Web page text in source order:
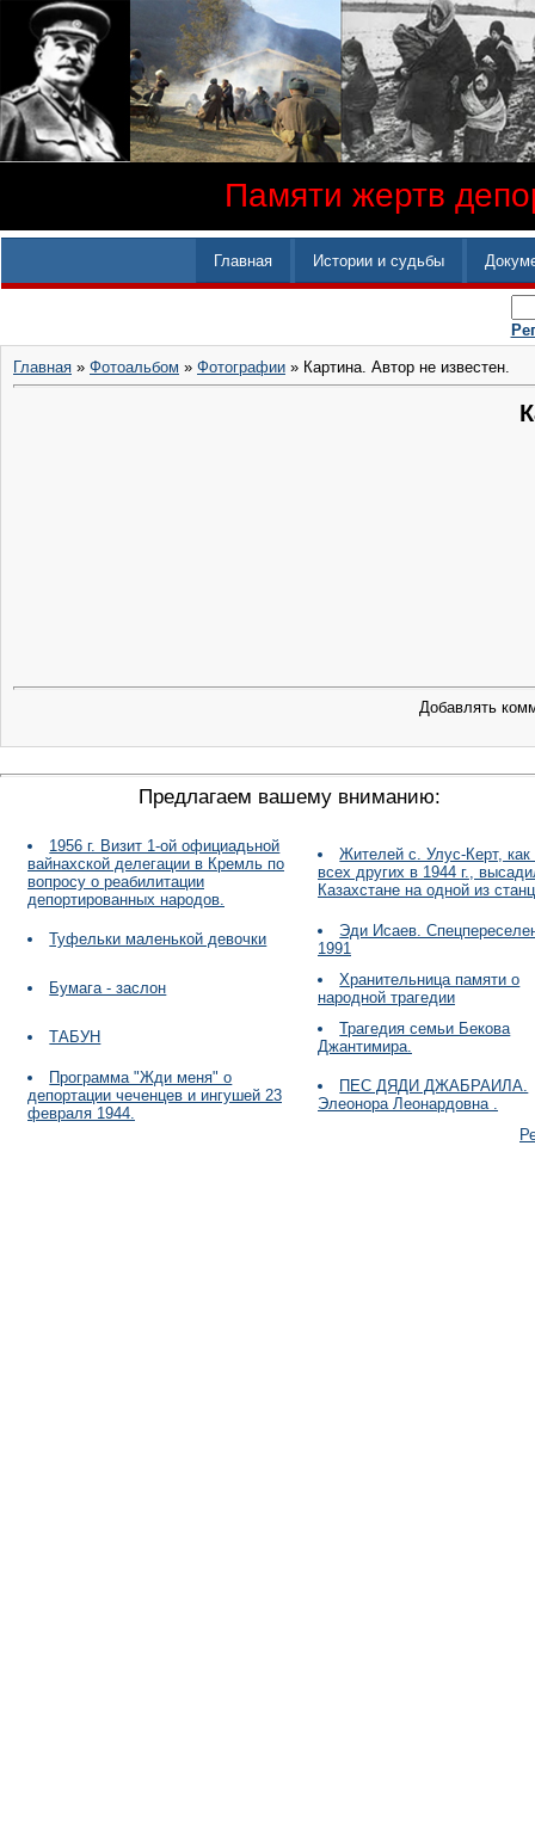
Памяти жертв
Главная Истории и судьбы
Главная » Фотоальбом » Фотографии » Картина. Автор не известен.
Добавлять
Предлагаем вашему вниманию:
1956 г. Визит 1-ой официадьной
вайнахской делегации в Кремль по
вопросу о реабилитации
депортированных народов.
Жителей с. Улус-Керт, как
всех других в 1944 г.,
Казахстане на одной из
Туфельки маленькой девочки
Эди Исаев.
1991
Бумага - заслон
Хранительница памяти о
народной трагедии
ТАБУН
Трагедия семьи Бекова
Джантимира.
Программа "Жди меня" о
депортации чеченцев и ингушей 23
февраля 1944.
ПЕС ДЯДИ ДЖАБРАИЛА.
Элеонора Леонардовна .